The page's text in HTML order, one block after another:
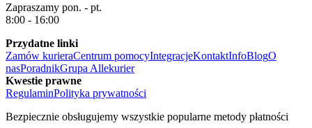
Zapraszamy pon. - pt.
8:00 - 16:00
Przydatne linki
Zamów kurieraCentrum pomocyIntegracjeKontaktInfoBlogO
nasPoradnikGrupa Allekurier
Kwestie prawne
RegulaminPolityka prywatności
Bezpiecznie obsługujemy wszystkie popularne metody płatności